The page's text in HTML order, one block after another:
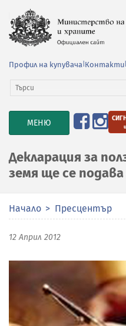
Профил на купувача Контакти
TOGGLE
NAVIGATION
МЕНЮ
Декларация за
земя ще се подава
Начало Пресцентър
12 Април 2012